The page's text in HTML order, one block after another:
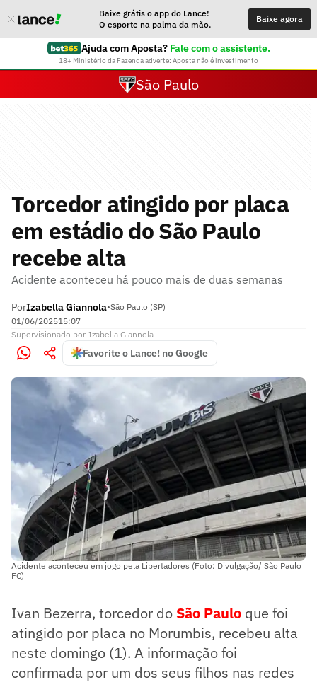
Baixe grátis o app do Lance!
O esporte na palma da mão.
Baixe agora
Ajuda com Aposta? Fale com o assistente.
18+ Ministério da Fazenda adverte: Aposta não é investimento
São Paulo
Torcedor atingido por placa
em estádio do São Paulo
recebe alta
Acidente aconteceu há pouco mais de duas semanas
PorIzabella Giannola•São Paulo (SP)
01/06/202515:07
Supervisionado por Izabella Giannola
Favorite o Lance! no Google
Acidente aconteceu em jogo pela Libertadores (Foto: Divulgação/ São Paulo
FC)
Ivan Bezerra, torcedor do São Paulo que foi
atingido por placa no Morumbis, recebeu alta
neste domingo (1). A informação foi
confirmada por um dos seus filhos nas redes